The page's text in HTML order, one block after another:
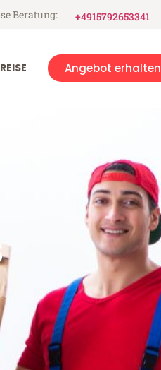
Beratung: +4915792653341
Angebot erhalten